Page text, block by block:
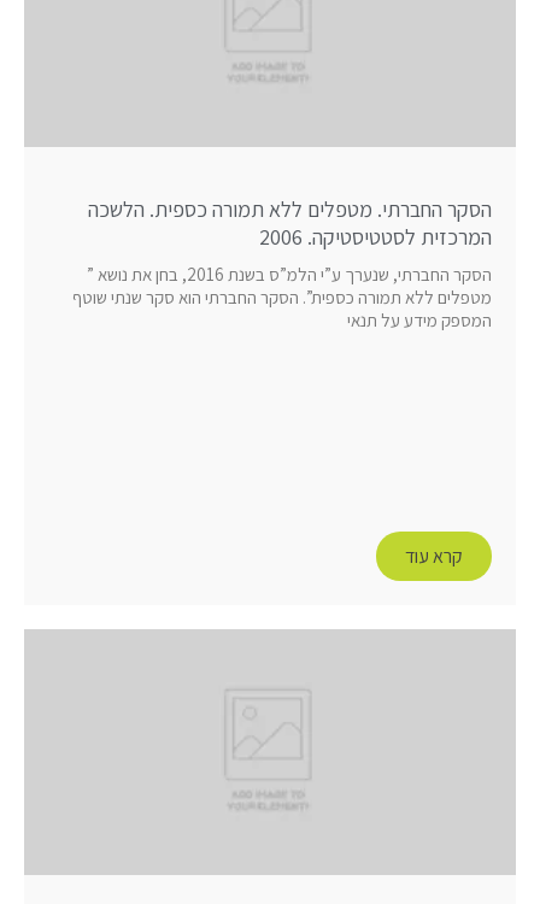
הסקר החברתי. מטפלים ללא תמורה כספית. הלשכה
המרכזית לסטטיסטיקה. 2006
הסקר החברתי, שנערך ע”י הלמ”ס בשנת 2016, בחן את נושא ”
מטפלים ללא תמורה כספית”. הסקר החברתי הוא סקר שנתי שוטף
המספק מידע על תנאי
קרא עוד